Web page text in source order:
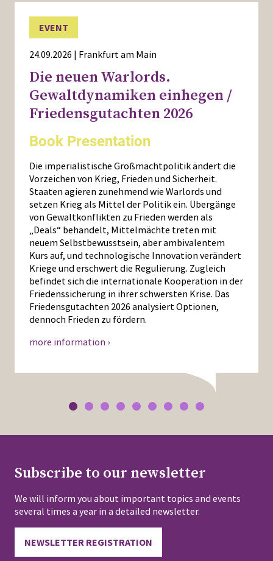
EVENT
24.09.2026 | Frankfurt am Main
Die neuen Warlords.
Gewaltdynamiken einhegen /
Friedensgutachten 2026
Book Presentation
Die imperialistische Großmachtpolitik ändert die
Vorzeichen von Krieg, Frieden und Sicherheit.
Staaten agieren zunehmend wie Warlords und
setzen Krieg als Mittel der Politik ein. Übergänge
von Gewaltkonflikten zu Frieden werden als
„Deals“ behandelt, Mittelmächte treten mit
neuem Selbstbewusstsein, aber ambivalentem
Kurs auf, und technologische Innovation verändert
Kriege und erschwert die Regulierung. Zugleich
befindet sich die internationale Kooperation in der
Friedenssicherung in ihrer schwersten Krise. Das
Friedensgutachten 2026 analysiert Optionen,
dennoch Frieden zu fördern.
more information ›
Subscribe to our newsletter
We will inform you about important topics and events
several times a year in a detailed newsletter.
NEWSLETTER REGISTRATION